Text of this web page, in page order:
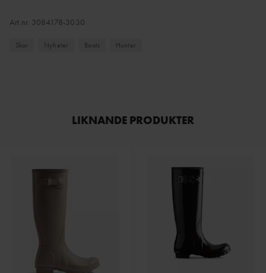
Art.nr. 3084178-3030
Skor Nyheter Boots Hunter
LIKNANDE PRODUKTER